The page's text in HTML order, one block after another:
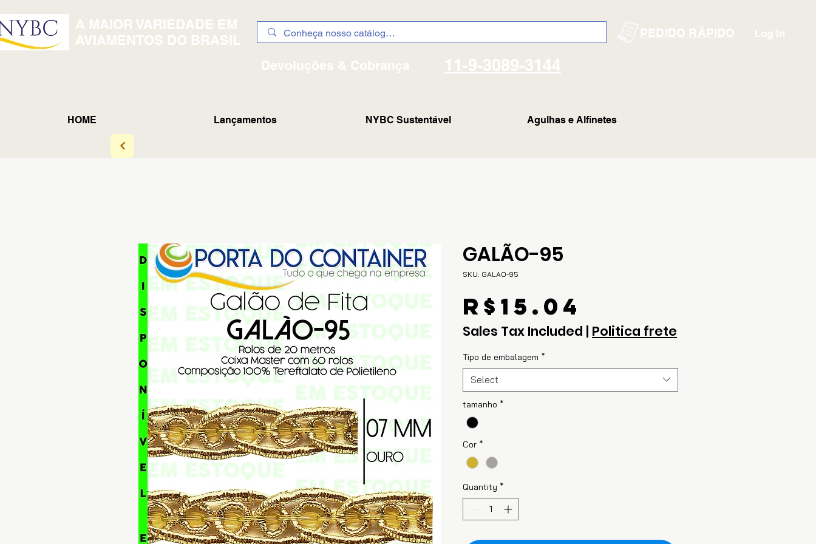
A MAIOR VARIEDADE EM
AVIAMENTOS DO BRASIL
PEDIDO RÁPIDO Log In
Devoluções & Cobrança 11-9-3089-3144
GALÃO-95
SKU: GALAO-95
R$15.04
Sales Tax Included | Politica frete
Tipo de embalagem *
Select
tamanho *
Cor *
Quantity *
HOME Lançamentos NYBC Sustentável Agulhas e Alfinetes